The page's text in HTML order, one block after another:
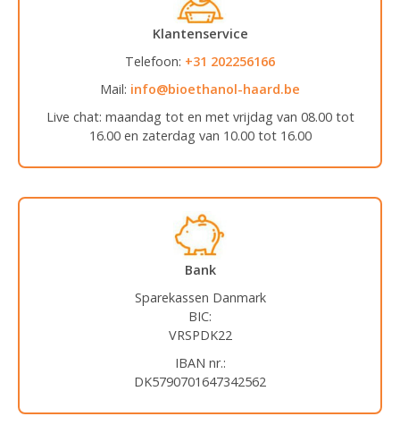
Klantenservice
Telefoon: +31 202256166
Mail: info@bioethanol-haard.be
Live chat: maandag tot en met vrijdag van 08.00 tot
16.00 en zaterdag van 10.00 tot 16.00
Bank
Sparekassen Danmark
BIC:
VRSPDK22
IBAN nr.:
DK5790701647342562